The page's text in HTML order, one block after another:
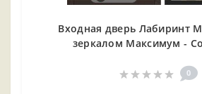
Входная дверь Лабиринт
зеркалом Максимум -
0